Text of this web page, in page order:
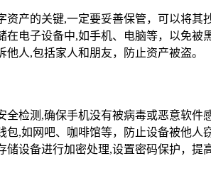
资产的关键,一定要妥善保管，可以将
在电子设备中,如手机、电脑等，以免被
他人,包括家人和朋友，防止资产被盗。
全检测,确保手机没有被病毒或恶意软件
包,如网吧、咖啡馆等，防止设备被他人
储设备进行加密处理,设置密码保护，提